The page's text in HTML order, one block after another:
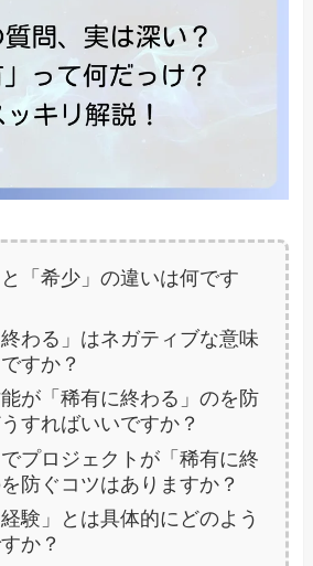
と「希少」の違いは何です
終わる」はネガティブな意味
すか？
が「稀有に終わる」のを防
すればいいですか？
プロジェクトが「稀有に終
防ぐコツはありますか？
経験」とは具体的にどのよう
か？